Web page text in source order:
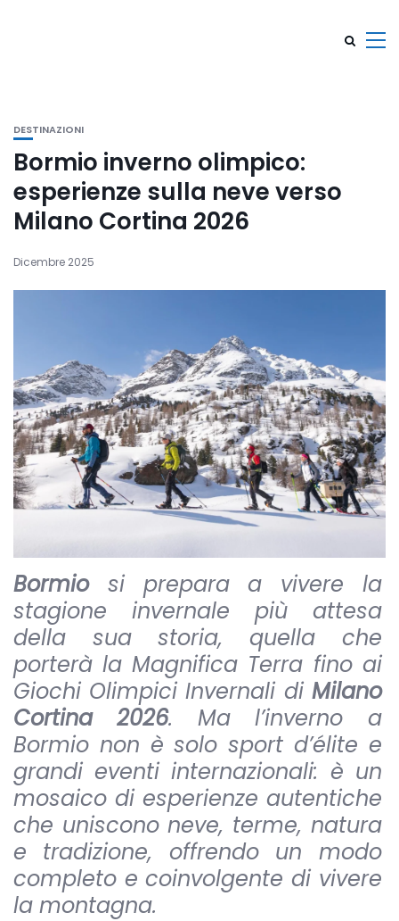
DESTINAZIONI
Bormio inverno olimpico:
esperienze sulla neve verso
Milano Cortina 2026
Dicembre 2025
Bormiosi prepara a vivere la
stagione invernale più attesa
della sua storia, quella che
porterà la Magnifica Terra fino ai
Giochi Olimpici Invernali di Milano
Cortina 2026. Ma l’inverno a
Bormio non è solo sport d’élite e
grandi eventi internazionali: è un
mosaico di esperienze autentiche
che uniscono neve, terme, natura
e tradizione, offrendo un modo
completo e coinvolgente di vivere
la montagna.